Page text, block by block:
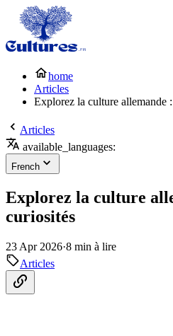
home
Articles
Explorez la culture allemande
Articles
available_languages:
French
Explorez la culture
curiosités
23 Apr 2026·8 min à lire
Articles